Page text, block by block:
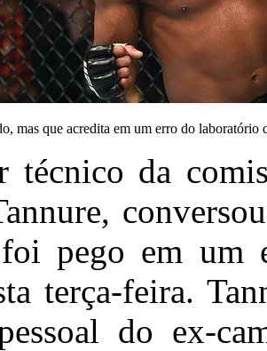
mas que acredita em um erro do laboratório
técnico da
pego em um
terça-feira.
do ex-